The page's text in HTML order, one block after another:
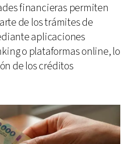
financieras permiten
de los trámites de
aplicaciones
o plataformas online, lo
de los créditos